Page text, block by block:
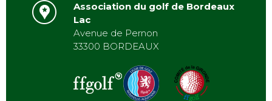
Association du golf de Bordeaux
Lac
Avenue de Pernon
33300 BORDEAUX